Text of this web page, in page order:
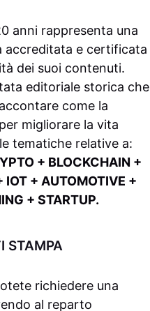
anni rappresenta una
accreditata e certificata
dei suoi contenuti.
editoriale storica che
come la
migliorare la vita
tematiche relative a:
+ BLOCKCHAIN +
IOT + AUTOMOTIVE +
+ STARTUP.
STAMPA
richiedere una
al reparto